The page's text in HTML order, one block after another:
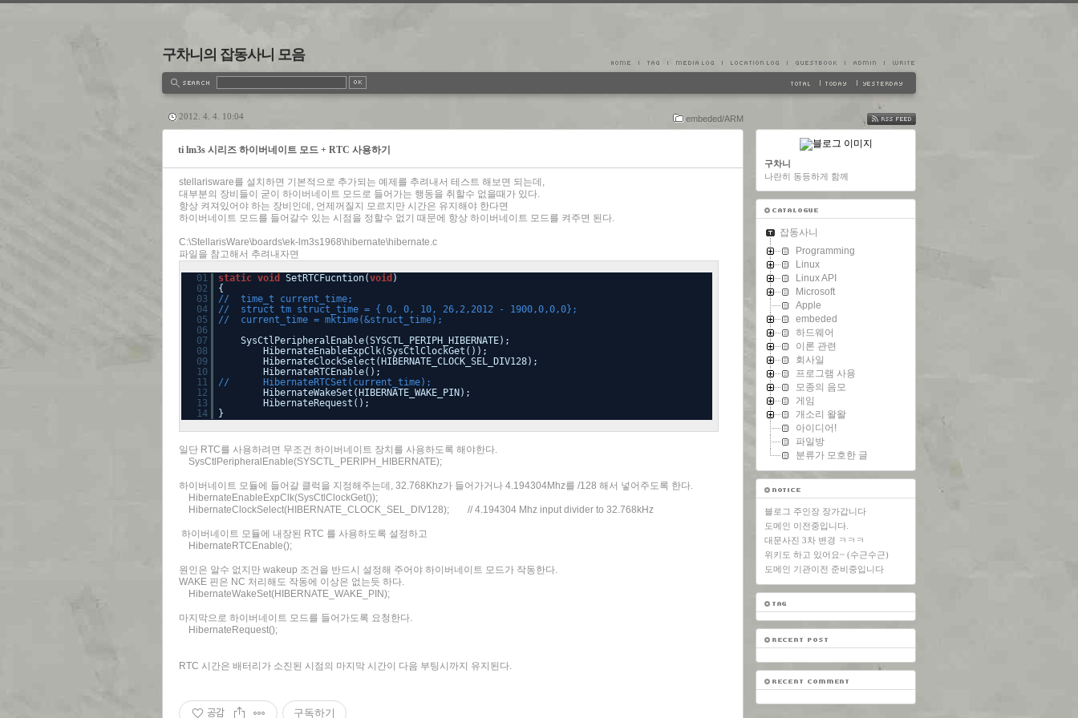
구차니의 잡동사니 모음
embeded/ARM
2012. 4. 4. 10:04
ti lm3s 시리즈 하이버네이트 모드 + RTC 사용하기
stellarisware를 설치하면 기본적으로 추가되는 예제를 추려내서 테스트 해보면 되는데,
대부분의 장비들이 굳이 하이버네이트 모드로 들어가는 행동을 취할수 없을때가 있다.
항상 켜져있어야 하는 장비인데, 언제꺼질지 모르지만 시간은 유지해야 한다면
하이버네이트 모드를 들어갈수 있는 시점을 정할수 없기 때문에 항상 하이버네이트 모드를 켜주면 된다.
C:\StellarisWare\boards\ek-lm3s1968\hibernate\hibernate.c
파일을 참고해서 추려내자면
01 static void SetRTCFucntion(void )
02
{
03
// time_t current_time;
04
// struct tm struct_time = { 0, 0, 10, 26,2,2012 - 1900,0,0,0};
05
// current_time = mktime(&struct_time);
06
07
SysCtlPeripheralEnable(SYSCTL_PERIPH_HIBERNATE);
08
HibernateEnableExpClk(SysCtlClockGet());
09
HibernateClockSelect(HIBERNATE_CLOCK_SEL_DIV128);
10
HibernateRTCEnable();
11
// HibernateRTCSet(current_time);
12
HibernateWakeSet(HIBERNATE_WAKE_PIN);
13
HibernateRequest();
14
}
일단 RTC를 사용하려면 무조건 하이버네이트 장치를 사용하도록 해야한다.
SysCtlPeripheralEnable(SYSCTL_PERIPH_HIBERNATE);
하이버네이트 모듈에 들어갈 클럭을 지정해주는데, 32.768Khz가 들어가거나 4.194304Mhz를 /128 해서 넣어주도록 한다.
HibernateEnableExpClk(SysCtlClockGet());
HibernateClockSelect(HIBERNATE_CLOCK_SEL_DIV128);
// 4.194304 Mhz input divider to 32.768kHz
하이버네이트 모듈에 내장된 RTC 를 사용하도록 설정하고
HibernateRTCEnable();
원인은 알수 없지만 wakeup 조건을 반드시 설정해 주어야 하이버네이트 모드가 작동한다.
WAKE 핀은 NC 처리해도 작동에 이상은 없는듯 하다.
HibernateWakeSet(HIBERNATE_WAKE_PIN);
마지막으로 하이버네이트 모드를 들어가도록 요청한다.
HibernateRequest();
RTC 시간은 배터리가 소진된 시점의 마지막 시간이 다음 부팅시까지 유지된다.
공감 구독하기
FEED
구차니
나란히 동등하게 함께
잡동사니
Programming
Linux
Linux API
Microsoft
Apple
embeded
하드웨어
이론 관련
회사일
프로그램 사용
모종의 음모
게임
개소리 왈왈
아이디어!
파일방
분류가 모호한 글
블로그 주인장 장가갑니다
도메인 이전중입니다.
대문사진 3차 변경 ㅋㅋㅋ
위키도 하고 있어요~ (수근수근)
도메인 기관이전 준비중입니다